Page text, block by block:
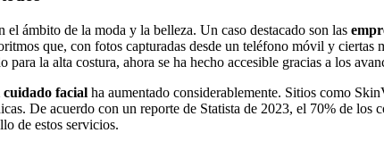
ámbito de la moda y la belleza. Un caso destacado son las
que, con fotos capturadas desde un teléfono móvil y ciertas
la alta costura, ahora se ha hecho accesible gracias a los
cuidado facial ha aumentado considerablemente. Sitios como
De acuerdo con un reporte de Statista de 2023, el 70% de los
de estos servicios.